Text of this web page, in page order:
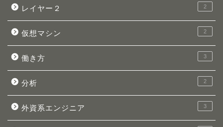
レイヤー２ 2
仮想マシン 2
働き方 3
分析 2
外資系エンジニア 3